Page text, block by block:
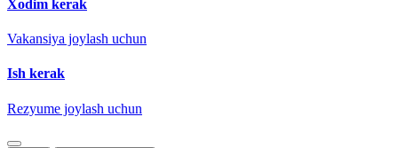
Xodim kerak
Vakansiya joylash uchun
Ish kerak
Rezyume joylash uchun